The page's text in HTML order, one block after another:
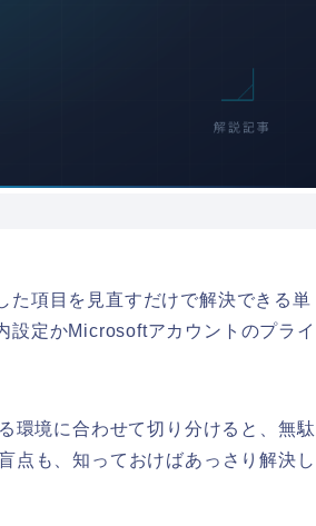
た項目を見直すだけで解決できる単
設定かMicrosoftアカウントのプライ
環境に合わせて切り分けると、無駄
点も、知っておけばあっさり解決し